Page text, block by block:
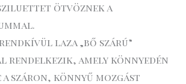
ötvöznek a
laza „bő szárú”
rendelkezik, amely könnyedén
száron, könnyű mozgást